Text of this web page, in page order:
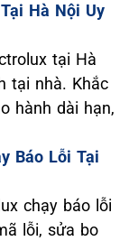
Hà Nội Uy
tại Hà
tại nhà. Khắc
hành dài hạn,
Báo Lỗi Tại
chạy báo lỗi
lỗi, sửa bo